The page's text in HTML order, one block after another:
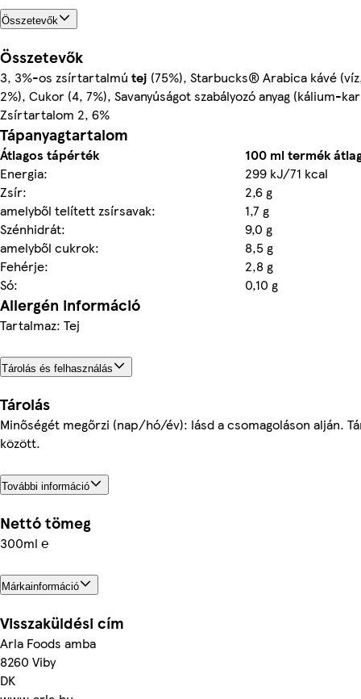
Összetevők
Összetevők
3, 3%-os zsírtartalmú tej (75%), Starbucks® Arabica kávé
2%), Cukor (4, 7%), Savanyúságot szabályozó anyag (kálium-
Zsírtartalom 2, 6%
Tápanyagtartalom
Átlagos tápérték
100 ml termék
Energia:
299 kJ/71 kcal
Zsír:
2,6 g
amelyből telített zsírsavak:
1,7 g
Szénhidrát:
9,0 g
amelyből cukrok:
8,5 g
Fehérje:
2,8 g
Só:
0,10 g
Allergén információ
Tartalmaz: Tej
Tárolás és felhasználás
Tárolás
Minőségét megőrzi (nap/hó/év): lásd a csomagoláson alján.
között.
További információ
Nettó tömeg
300ml ℮
Márkainformáció
Visszaküldési cím
Arla Foods amba
8260 Viby
DK